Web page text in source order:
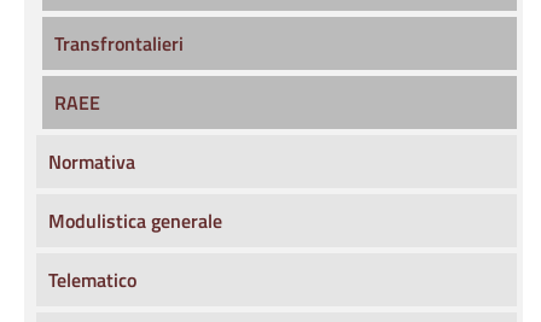
Transfrontalieri
RAEE
Normativa
Modulistica generale
Telematico